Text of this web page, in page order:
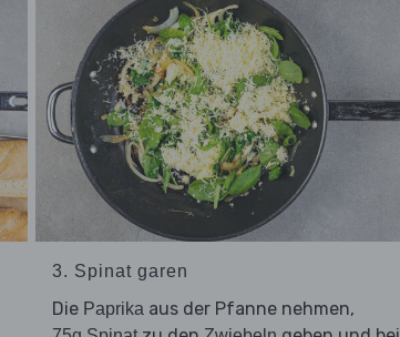
3. Spinat garen
Die Paprika aus der Pfanne nehmen,